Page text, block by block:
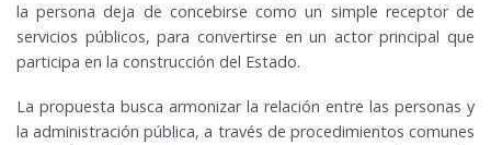
la persona deja de concebirse como un simple receptor de
servicios públicos, para convertirse en un actor principal que
participa en la construcción del Estado.
La propuesta busca armonizar la relación entre las personas y
la administración pública, a través de procedimientos comunes